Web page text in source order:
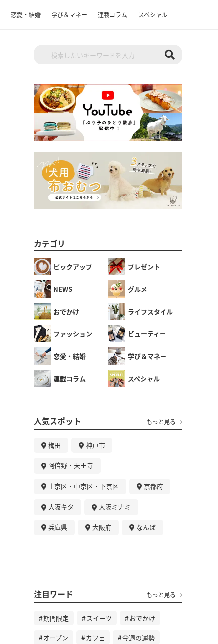
恋愛・結婚 学び＆マネー 連載コラム スペシャル
カテゴリ
ピックアップ プレゼント
NEWS グルメ
おでかけ ライフスタイル
ファッション ビューティー
恋愛・結婚 学び＆マネー
連載コラム スペシャル
人気スポット もっと見る
梅田 神戸市
阿倍野・天王寺
上京区・中京区・下京区 京都府
大阪キタ 大阪ミナミ
兵庫県 大阪府 なんば
注目ワード もっと見る
期間限定 スイーツ おでかけ
オープン カフェ 今週の運勢